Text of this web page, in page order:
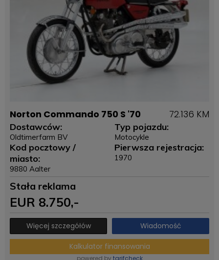
Norton Commando 750 S '70 72.136 KM
Dostawców:
Oldtimerfarm BV
Kod pocztowy /
miasto:
9880 Aalter
Typ pojazdu:
Motocykle
Pierwsza rejestracja:
1970
Stała reklama
EUR 8.750,-
Więcej szczegółów Wiadomość
Kalkulator finansowania
powered by tarifcheck